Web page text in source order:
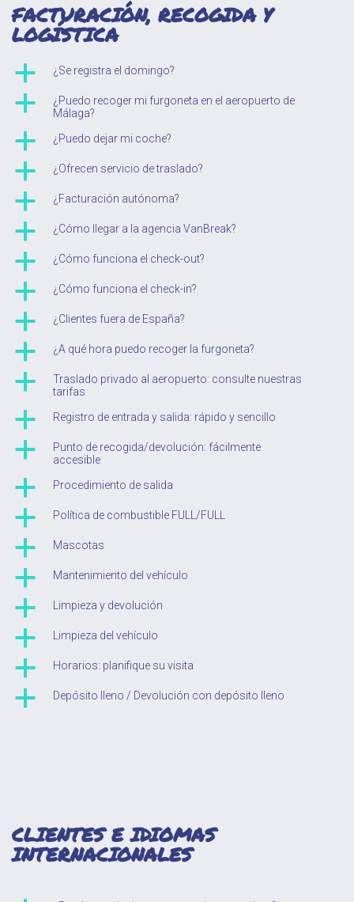
FACTURACIÓN, RECOGIDA Y
LOGÍSTICA
a ¿Se registra el domingo?
a
¿Puedo recoger mi furgoneta en el aeropuerto de
Málaga?
a ¿Puedo dejar mi coche?
a ¿Ofrecen servicio de traslado?
a ¿Facturación autónoma?
a ¿Cómo llegar a la agencia VanBreak?
a ¿Cómo funciona el check-out?
a ¿Cómo funciona el check-in?
a ¿Clientes fuera de España?
a ¿A qué hora puedo recoger la furgoneta?
a
Traslado privado al aeropuerto: consulte nuestras
tarifas
a Registro de entrada y salida: rápido y sencillo
a
Punto de recogida/devolución: fácilmente
accesible
a Procedimiento de salida
a Política de combustible FULL/FULL
a Mascotas
a Mantenimiento del vehículo
a Limpieza y devolución
a Limpieza del vehículo
a Horarios: planifique su visita
a Depósito lleno / Devolución con depósito lleno
CLIENTES E IDIOMAS
INTERNACIONALES